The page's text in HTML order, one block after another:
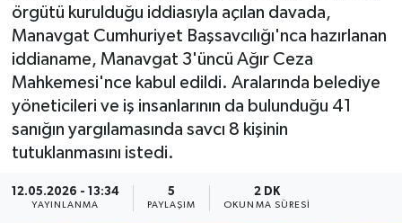
örgütü kurulduğu iddiasıyla açılan davada,
Manavgat Cumhuriyet Başsavcılığı'nca hazırlanan
iddianame, Manavgat 3'üncü Ağır Ceza
Mahkemesi'nce kabul edildi. Aralarında belediye
yöneticileri ve iş insanlarının da bulunduğu 41
sanığın yargılamasında savcı 8 kişinin
tutuklanmasını istedi.
12.05.2026 - 13:34
YAYINLANMA
5
PAYLAŞIM
2 DK
OKUNMA SÜRESI
Genel
Görüntülü Haber
Güncel
Kültür & Sanat
Tüm Manşetler
Son Dakika Haberleri
Haber Arşivi